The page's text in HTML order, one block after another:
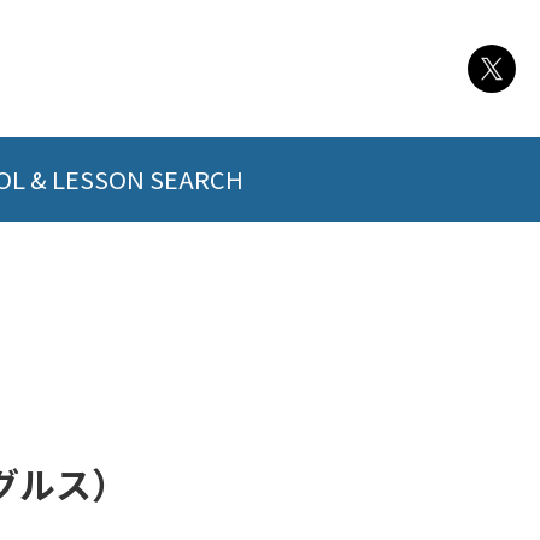
& LESSON SEARCH
ス）